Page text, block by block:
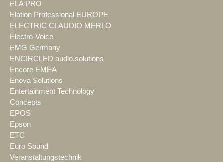
ELA PRO
Elation Professional EUROPE
ELECTRIC CLAUDIO MERLO
Electro-Voice
EMG Germany
ENCIRCLED audio.solutions
Encore EMEA
Enova Solutions
Entertainment Technology
Concepts
EPOS
Epson
ETC
Euro Sound
Veranstaltungstechnik